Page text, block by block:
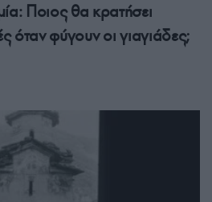
Ποιος θα κρατήσει
όταν φύγουν οι γιαγιάδες;